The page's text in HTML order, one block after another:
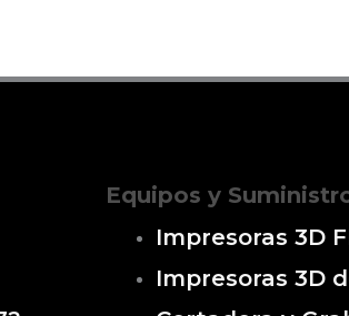
Equipos y
Impresoras 3D
Impresoras 3D